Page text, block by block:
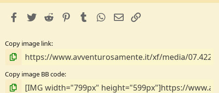
facebookTwitterReddit PinterestTumblrWhatsApp
e-mail
Copy image link
Copy image BB code